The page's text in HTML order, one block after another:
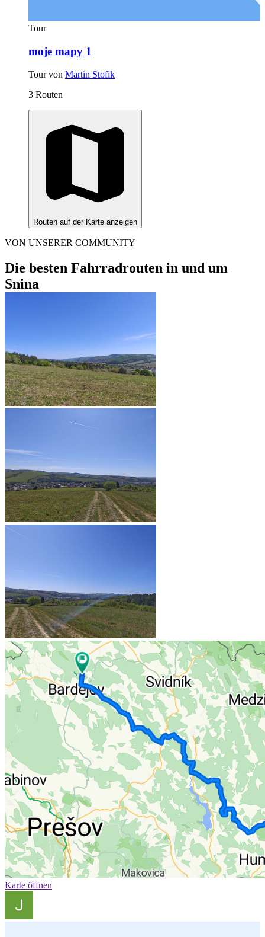
Tour
moje mapy 1
Tour von Martin Stofik
3 Routen
Routen auf der Karte anzeigen
VON UNSERER COMMUNITY
Die besten Fahrradrouten in und um
Snina
Karte öffnen